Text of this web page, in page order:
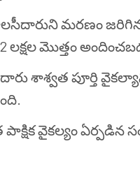
మరణం
మొత్తం
శాశ్వత పూర్తి
వైకల్యం ఏర్పడిన